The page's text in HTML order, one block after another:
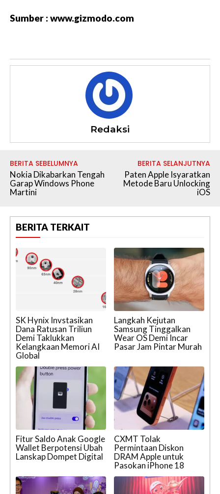
Sumber : www.gizmodo.com
Redaksi
BERITA SEBELUMNYA
Nokia Dikabarkan Tengah
Garap Windows Phone
Martini
BERITA SELANJUTNYA
Paten Apple Isyaratkan
Metode Baru Unlocking
iOS
BERITA TERKAIT
SK Hynix Invstasikan
Dana Ratusan Triliun
Demi Taklukkan
Kelangkaan Memori AI
Global
Langkah Kejutan
Samsung Tinggalkan
Wear OS Demi Incar
Pasar Jam Pintar Murah
Fitur Saldo Anak Google
Wallet Berpotensi Ubah
Lanskap Dompet Digital
CXMT Tolak
Permintaan Diskon
DRAM Apple untuk
Pasokan iPhone 18